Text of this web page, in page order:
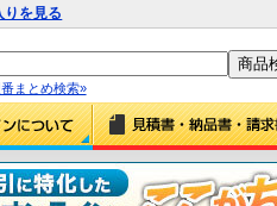
りを見る
まとめ検索»